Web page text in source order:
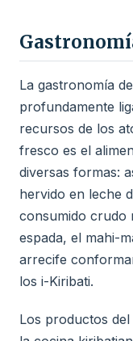
La gastronomía
profundamente
recursos de los
fresco es el
diversas formas:
hervido en leche
consumido crudo
espada, el mahi-
arrecife
los i-Kiribati.
Los productos